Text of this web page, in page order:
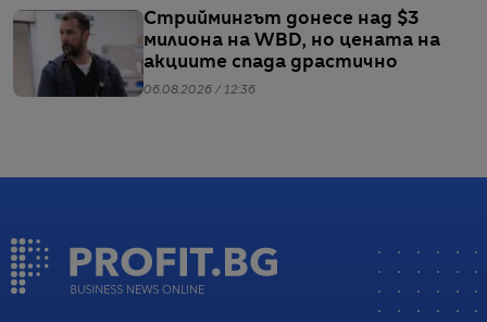
Стриймингът донесе над $3
милиона на WBD, но цената на
акциите спада драстично
06.08.2026 / 12:36